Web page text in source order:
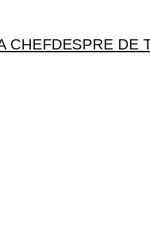
CHEFDESPRE DE